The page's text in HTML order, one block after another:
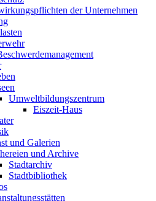
der Unternehmen
Umweltbildungszentrum
Eiszeit-Haus
und Galerien
und Archive
Stadtarchiv
Stadtbibliothek